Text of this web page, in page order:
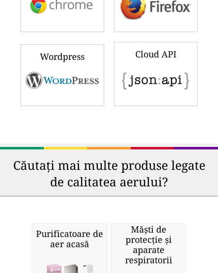
Wordpress Cloud API
Căutați mai multe produse legate
de calitatea aerului?
Purificatoare de
aer acasă
Măști de
protecție și
aparate
respiratorii